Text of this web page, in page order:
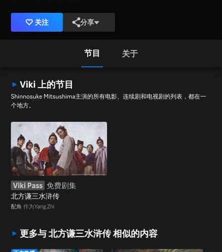
关注 分享
节目 关于
Viki 上的节目
Shinnosuke Mitsushima主演的所有电影、连续剧和电视剧的列表，都在一
个地方。
Viki Pass 免费剧集
北方谦三水浒传
配角 作为Yang Zhi
更多与 北方谦三水浒传 相似的内容